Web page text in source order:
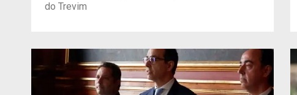
do Trevim